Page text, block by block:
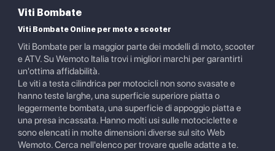
Viti Bombate
Viti Bombate Online per moto e scooter
Viti Bombate per la maggior parte dei modelli di moto, scooter
e ATV. Su Wemoto Italia trovi i migliori marchi per garantirti
un'ottima affidabilità.
Le viti a testa cilindrica per motocicli non sono svasate e
hanno teste larghe, una superficie superiore piatta o
leggermente bombata, una superficie di appoggio piatta e
una presa incassata. Hanno molti usi sulle motociclette e
sono elencati in molte dimensioni diverse sul sito Web
Wemoto. Cerca nell'elenco per trovare quelle adatte a te.